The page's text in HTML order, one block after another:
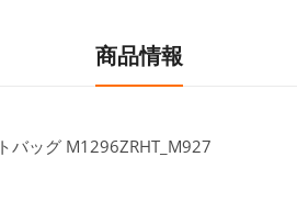
商品情報
バッグ M1296ZRHT_M927